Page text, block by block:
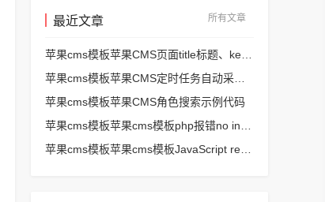
最近文章 所有文章
苹果cms模板苹果CMS角色搜索示例代码